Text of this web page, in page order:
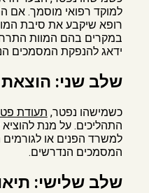
למוקד רפואי מוסמך. אם
רופא שיקבע את סיבת
במקרים בהם המוות
ידאג להנפקת המסמכים
שלב שני:
כשמישהו נפטר, תעודת
התהליכים. על מנת
למשרד הפנים או לגורמים
המסמכים הנדרשים.
שלב שלישי: